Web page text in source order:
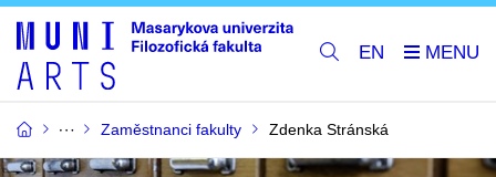
EN
Zaměstnanci fakulty Zdenka Stránská